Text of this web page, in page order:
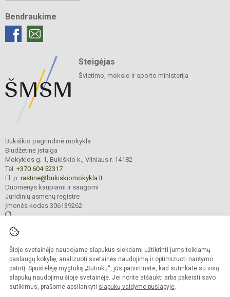
Šioje svetainėje naudojame slapukus siekdami užtikrinti jums teikiamų
paslaugų kokybę, analizuoti svetainės naudojimą ir optimizuoti naršymo
patirtį. Spustelėję mygtuką „Sutinku“, jūs patvirtinate, kad sutinkate su visų
slapukų naudojimu šioje svetainėje. Jei norite atšaukti arba pakeisti savo
sutikimus, prašome apsilankyti slapukų valdymo puslapyje.
Bendraukime
Steigėjas
Švietimo, mokslo ir sporto ministerija
Bukiškio pagrindinė mokykla
Biudžetinė įstaiga
Mokyklos g. 1, Bukiškio k., Vilniaus r. 14182
Tel. +370 604 52317
El. p. rastine@bukiskiomokykla.lt
Duomenys kaupiami ir saugomi
Juridinių asmenų registre
Įmonės kodas 306139262
Kopijuoti turinį be raštiško Bukiškio pagrindinės mokyklos administracijos
sutikimo griežtai draudžiama.
Prieinamumo paraiška Slapukų valdymas
Sumanus būdas atnaujinti